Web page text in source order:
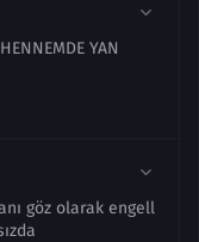
YAN
göz olarak engell